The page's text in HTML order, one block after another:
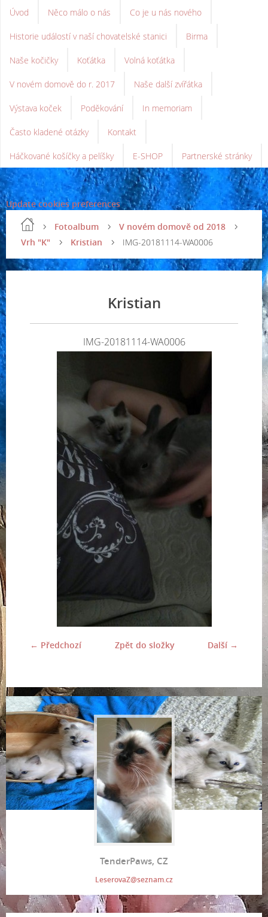
Úvod Něco málo o nás Co je u nás nového
Historie událostí v naší chovatelské stanici Birma
Naše kočičky Koťátka Volná koťátka
V novém domově do r. 2017 Naše další zvířátka
Výstava koček Poděkování In memoriam
Často kladené otázky Kontakt
Háčkované košíčky a pelíšky E-SHOP Partnerské stránky
Update cookies preferences
Fotoalbum
V novém domově od 2018
Vrh "K"
Kristian IMG-20181114-WA0006
Kristian
IMG-20181114-WA0006
← Předchozí Další →
Zpět do složky
TenderPaws, CZ
LeserovaZ@seznam.cz